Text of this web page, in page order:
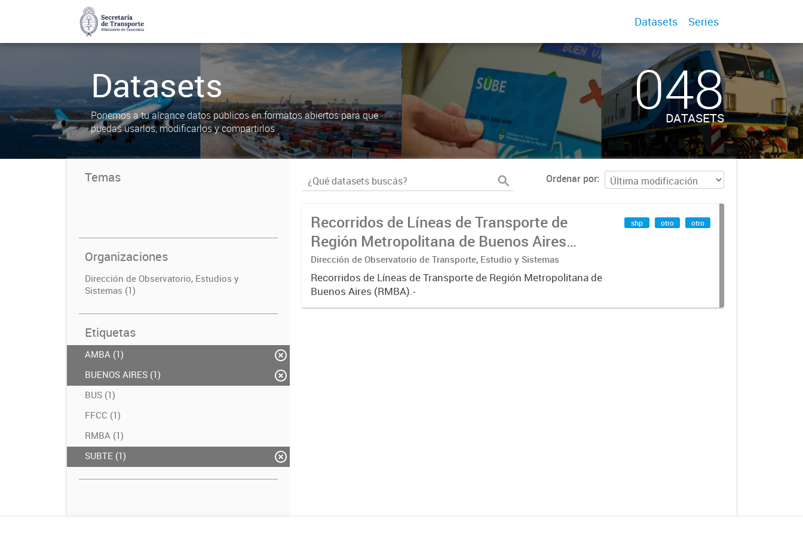
Datasets Series
Datasets
Ponemos a tu alcance datos públicos en formatos abiertos para que
puedas usarlos, modificarlos y compartirlos
048
DATASETS
Temas
Organizaciones
Dirección de Observatorio, Estudios y
Sistemas (1)
Etiquetas
AMBA (1)
BUENOS AIRES (1)
BUS (1)
FFCC (1)
RMBA (1)
SUBTE (1)
Ordenar por
Recorridos de Líneas de Transporte de
Región Metropolitana de Buenos Aires
(RMBA)
Dirección de Observatorio de Transporte, Estudio y Sistemas
Recorridos de Líneas de Transporte de Región Metropolitana de
Buenos Aires (RMBA).-
shp otro otro